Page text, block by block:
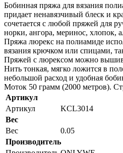
Бобинная пряжа для вязания
придает ненавязчивый блеск и
сочетается с любой пряжей для
норки, ангора, меринос, хлопок,
Пряжа люрекс на полиамиде
вязания крючком или спицами,
Пряжей с люрексом можно
Нить тонкая, мягко ложится в
небольшой расход и удобная
Моток 50 грамм (2000 метров).
Артикул
Артикул
KCL3014
Вес
Вес
0.05
Производитель